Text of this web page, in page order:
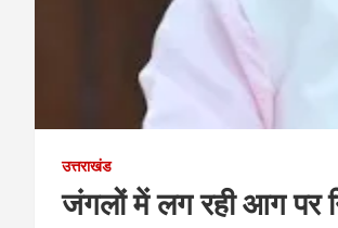
उत्तराखंड
जंगलों में लग रही आग पर